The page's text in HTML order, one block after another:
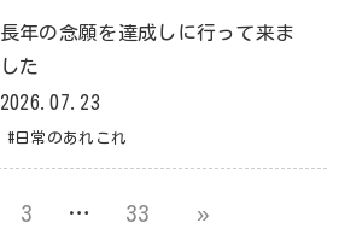
長年の念願を達成しに行って来ま
した
2026.07.23
#日常のあれこれ
3 … 33 »